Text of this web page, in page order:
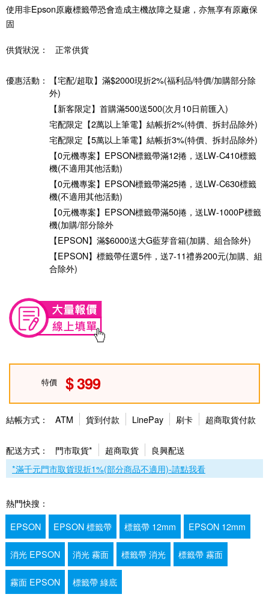
使用非Epson原廠標籤帶恐會造成主機故障之疑慮，亦無享有原廠保
固
供貨狀況： 正常供貨
優惠活動：
【宅配/超取】滿$2000現折2%(福利品/特價/加購部分除
外)
【新客限定】首購滿500送500(次月10日前匯入)
宅配限定【2萬以上筆電】結帳折2%(特價、拆封品除外)
宅配限定【5萬以上筆電】結帳折3%(特價、拆封品除外)
【0元機專案】EPSON標籤帶滿12捲，送LW-C410標籤
機(不適用其他活動)
【0元機專案】EPSON標籤帶滿25捲，送LW-C630標籤
機(不適用其他活動)
【0元機專案】EPSON標籤帶滿50捲，送LW-1000P標籤
機(加購/部分除外
【EPSON】滿$6000送大G藍芽音箱(加購、組合除外)
【EPSON】標籤帶任選5件，送7-11禮券200元(加購、組
合除外)
特價 399
結帳方式： ATM 貨到付款 LinePay 刷卡 超商取貨付款
配送方式： 門市取貨* 超商取貨
良興配送
*滿千元門市取貨現折1%(部分商品不適用)-請點我看
熱門快搜：
EPSON
EPSON 標籤帶 標籤帶 12mm EPSON 12mm
消光 EPSON 消光 霧面 標籤帶 消光 標籤帶 霧面
霧面 EPSON 標籤帶 綠底